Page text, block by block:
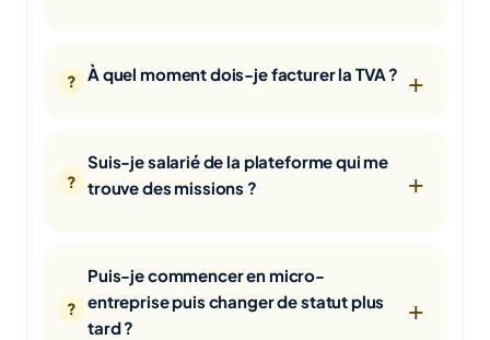
À quel moment dois-je facturer la TVA ?
Suis-je salarié de la plateforme qui me
trouve des missions ?
Puis-je commencer en micro-
entreprise puis changer de statut plus
tard ?